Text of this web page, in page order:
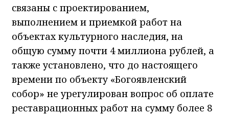
связаны с проектированием,
выполнением и приемкой работ на
объектах культурного наследия, на
общую сумму почти 4 миллиона рублей, а
также установлено, что до настоящего
времени по объекту «Богоявленский
собор» не урегулирован вопрос об оплате
реставрационных работ на сумму более 8